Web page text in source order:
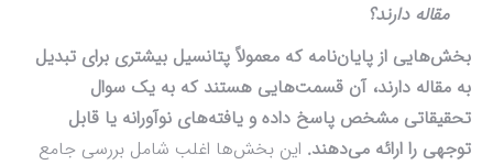
مقاله دارند؟
بخش‌هایی از پایان‌نامه که معمولاً پتانسیل بیشتری برای تبدیل
به مقاله دارند، آن قسمت‌هایی هستند که به یک سوال
تحقیقاتی مشخص پاسخ داده و یافته‌های نوآورانه یا قابل
توجهی را ارائه می‌دهند. این بخش‌ها اغلب شامل بررسی جامع